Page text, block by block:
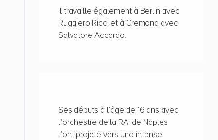
Il travaille également à Berlin avec
Ruggiero Ricci et à Cremona avec
Salvatore Accardo.
Ses débuts à l’âge de 16 ans avec
l’orchestre de la RAI de Naples
l’ont projeté vers une intense